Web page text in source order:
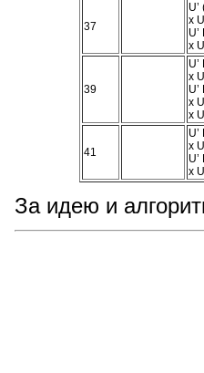
37
U’
x
U’
x
39
U’
x
U’
x
x
41
U’
x
U’
x
За идею и